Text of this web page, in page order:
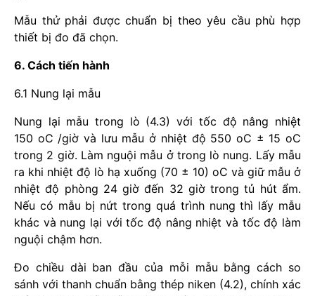
Mẫu thử phải được chuẩn bị theo yêu cầu phù hợp
thiết bị đo đã chọn.
6. Cách tiến hành
6.1 Nung lại mẫu
Nung lại mẫu trong lò (4.3) với tốc độ nâng nhiệt
150 oC /giờ và lưu mẫu ở nhiệt độ 550 oC ± 15 oC
trong 2 giờ. Làm nguội mẫu ở trong lò nung. Lấy mẫu
ra khi nhiệt độ lò hạ xuống (70 ± 10) oC và giữ mẫu ở
nhiệt độ phòng 24 giờ đến 32 giờ trong tủ hút ẩm.
Nếu có mẫu bị nứt trong quá trình nung thì lấy mẫu
khác và nung lại với tốc độ nâng nhiệt và tốc độ làm
nguội chậm hơn.
Đo chiều dài ban đầu của mỗi mẫu bằng cách so
sánh với thanh chuẩn bằng thép niken (4.2), chính xác